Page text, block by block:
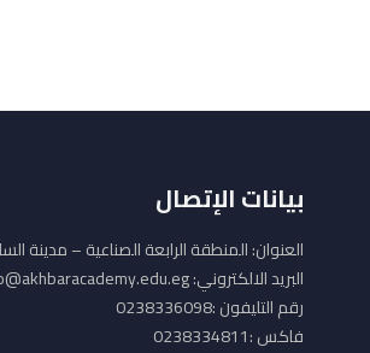
بيانات الإتصال
العنوان: المنطقة الرابعة الصناعية – مدينة
البريد الالكتروني: info@akhbaracademy.edu.eg
رقم التليفون :0238336098
فاكس :0238334811